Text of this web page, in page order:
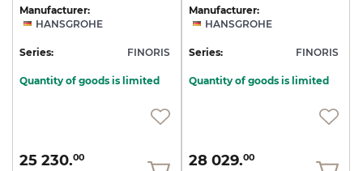
Manufacturer:
HANSGROHE
Series: FINORIS
Quantity of goods is limited
25 230.00
Manufacturer:
HANSGROHE
Series: FINORIS
Quantity of goods is limited
28 029.00